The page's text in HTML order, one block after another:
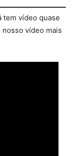
tem vídeo quase
nosso vídeo mais